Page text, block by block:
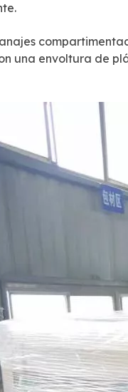
una envoltura de